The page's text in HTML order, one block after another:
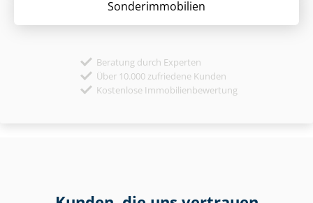
Sonder­immobilien
Beratung durch Experten
Über 10.000 zufriedene Kunden
Kostenlose Immobilienbewertung